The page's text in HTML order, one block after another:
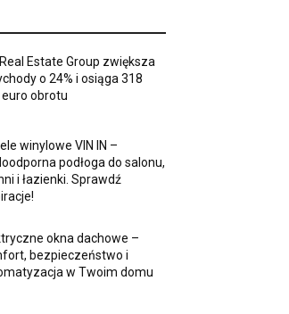
Estate Group zwiększa
o 24% i osiąga 318
obrotu
winylowe VIN IN –
podłoga do salonu,
i łazienki. Sprawdź
okna dachowe –
bezpieczeństwo i
w Twoim domu